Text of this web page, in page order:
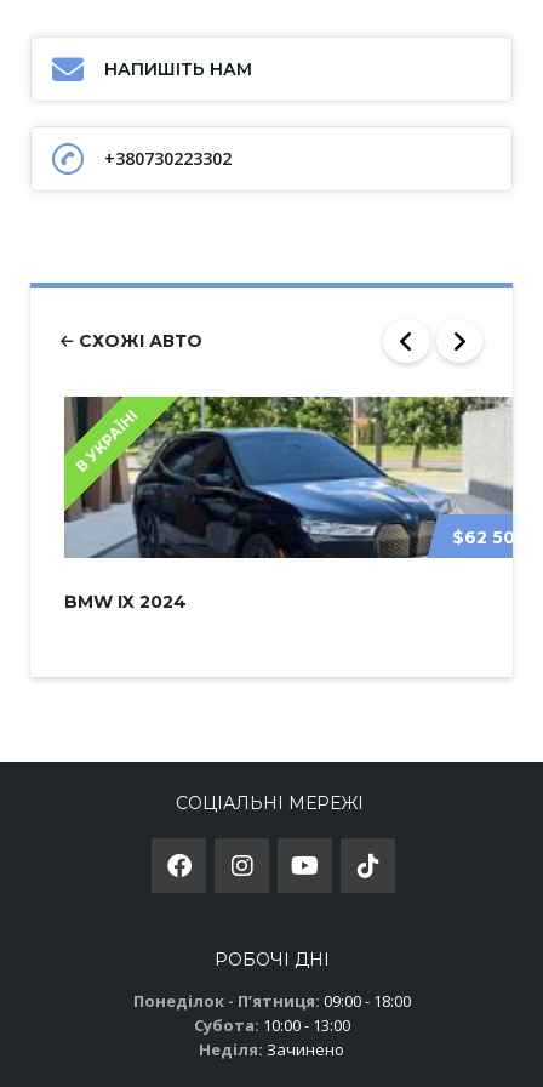
НАПИШІТЬ НАМ
+380730223302
СХОЖІ АВТО
В УКРАЇНІ
$62 500
BMW IX 2024
СОЦІАЛЬНІ МЕРЕЖІ
РОБОЧІ ДНІ
Понеділок - Пʼятниця: 09:00 - 18:00
Субота: 10:00 - 13:00
Неділя: Зачинено